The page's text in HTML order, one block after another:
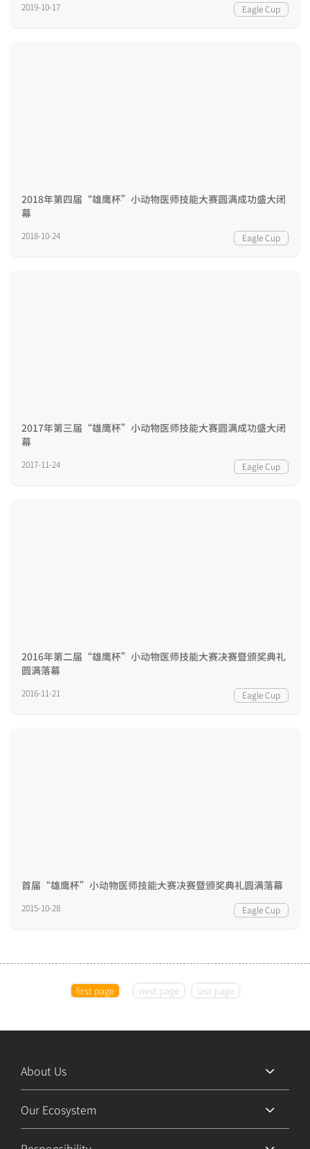
2019-10-17 Eagle Cup
2018年第四届“雄鹰杯”小动物医师技能大赛圆满成功盛大闭
幕
2018-10-24 Eagle Cup
2017年第三届“雄鹰杯”小动物医师技能大赛圆满成功盛大闭
幕
2017-11-24 Eagle Cup
2016年第二届“雄鹰杯”小动物医师技能大赛决赛暨颁奖典礼
圆满落幕
2016-11-21 Eagle Cup
首届“雄鹰杯”小动物医师技能大赛决赛暨颁奖典礼圆满落幕
2015-10-28 Eagle Cup
first page next page last page
About Us
Our Ecosystem